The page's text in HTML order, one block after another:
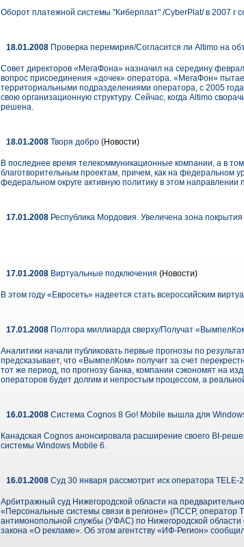
Оборот платежной системы "Киберплат" /CyberPlat/ в 2007 г
18.01.2008 Проверка перемирия/Согласится ли Altimo на
Совет директоров «МегаФона» назначил на середину
вопрос присоединения «дочек» оператора. «МегаФон»
территориальными подразделениями оператора, с 2005
свою организационную структуру. Сейчас, когда Altimo
решена.
18.01.2008 Творя добро (Новости)
В последнее время телекоммуникационные компании, а в
благотворительным проектам, причем, как на федеральном
федеральном округе активную политику в этом
17.01.2008 Республика Мордовия. Увеличена зона
17.01.2008 Виртуальные подключения (Новости)
В этом году «Евросеть» надеется стать всероссийским
17.01.2008 Полтора миллиарда сверху/Получат
Аналитики начали публиковать первые прогнозы по
предсказывает, что «ВымпелКом» получит за счет
тот же период, по прогнозу банка, компании сэкономят на
операторов будет долгим и непростым процессом, а
16.01.2008 Система Cognos 8 Go! Mobile вышла для
Канадская Cognos анонсировала расширение своего BI-
системы Windows Mobile 6.
16.01.2008 Суд 30 января рассмотрит иск оператора
Арбитражный суд Нижегородской области на
«Персональные системы связи в регионе» (ПССР, оператор
антимонопольной службы (УФАС) по Нижегородской
закона «О рекламе». Об этом агентству «ИФ-Регион»